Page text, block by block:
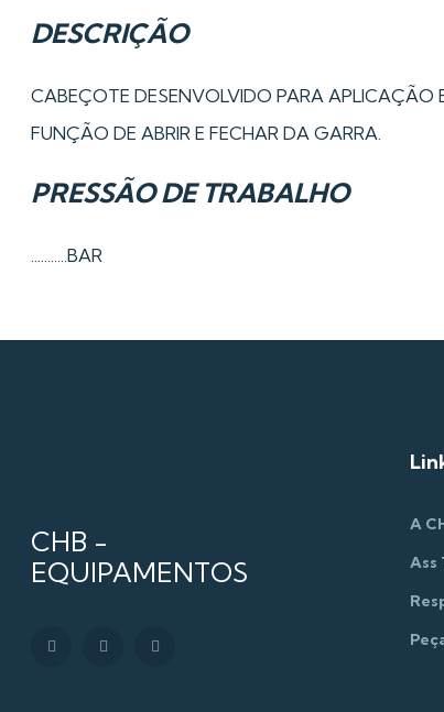
DESCRIÇÃO
CABEÇOTE DESENVOLVIDO PARA APLICAÇÃO
FUNÇÃO DE ABRIR E FECHAR DA GARRA.
PRESSÃO DE TRABALHO
...........BAR
CHB -
EQUIPAMENTOS
A
Ass